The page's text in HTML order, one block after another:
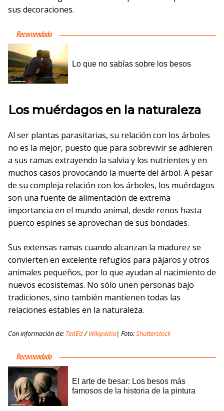
sus decoraciones.
Los muérdagos en la naturaleza
Al ser plantas parasitarias, su relación con los árboles
no es la mejor, puesto que para sobrevivir se adhieren
a sus ramas extrayendo la salvia y los nutrientes y en
muchos casos provocando la muerte del árbol. A pesar
de su compleja relación con los árboles, los muérdagos
son una fuente de alimentación de extrema
importancia en el mundo animal, desde renos hasta
puerco espines se aprovechan de sus bondades.
Sus extensas ramas cuando alcanzan la madurez se
convierten en excelente refugios para pájaros y otros
animales pequeños, por lo que ayudan al nacimiento de
nuevos ecosistemas. No sólo unen personas bajo
tradiciones, sino también mantienen todas las
relaciones estables en la naturaleza.
Con información de: TedEd/Wikipedia| Foto:Shutterstock